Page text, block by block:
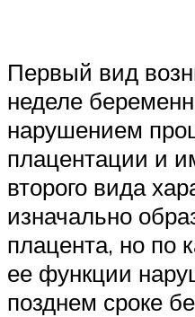
Первый вид
неделе
нарушением
плацентации и
второго вида
изначально
плацента, но по
ее функции
позднем сроке